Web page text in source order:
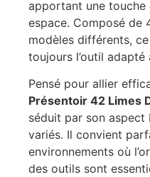
apportant une
espace. Composé de
modèles différents,
toujours l’outil
Pensé pour allier
Présentoir 42 Limes
séduit par son
variés. Il convient
environnements où
des outils sont